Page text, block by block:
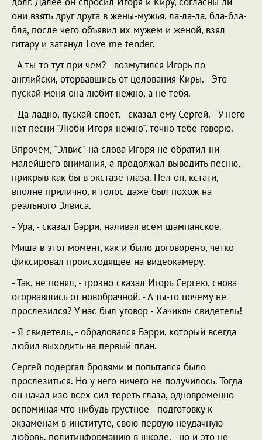
они взять друг друга в жены-мужья, ла-ла-ла, бла-бла-
бла, после чего объявил их мужем и женой, взял
гитару и затянул Love me tender.
- А ты-то тут при чем? - возмутился Игорь по-
английски, оторвавшись от целования Киры. - Это
пускай меня она любит нежно, а не тебя.
- Да ладно, пускай споет, - сказал ему Сергей. - У него
нет песни "Люби Игоря нежно", точно тебе говорю.
Впрочем, "Элвис" на слова Игоря не обратил ни
малейшего внимания, а продолжал выводить песню,
прикрыв как бы в экстазе глаза. Пел он, кстати,
вполне прилично, и голос даже был похож на
реального Элвиса.
- Ура, - сказал Бэрри, наливая всем шампанское.
Миша в этот момент, как и было договорено, четко
фиксировал происходящее на видеокамеру.
- Так, не понял, - грозно сказал Игорь Сергею, снова
оторвавшись от новобрачной. - А ты-то почему не
прослезился? У нас был уговор - Хачикян свидетель!
- Я свидетель, - обрадовался Бэрри, который всегда
любил выходить на первый план.
Сергей подергал бровями и попытался было
прослезиться. Но у него ничего не получилось. Тогда
он начал изо всех сил тереть глаза, одновременно
вспоминая что-нибудь грустное - подготовку к
экзаменам в институте, свою первую неудачную
любовь, политинформацию в школе, - но и это не